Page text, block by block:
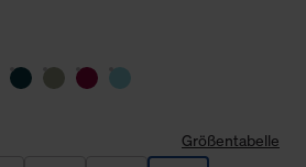
Größentabelle